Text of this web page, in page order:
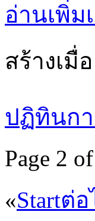
อ่านเพิ่ม
สร้างเ
ปฏิทินกา
Page 2
«Startต่อ